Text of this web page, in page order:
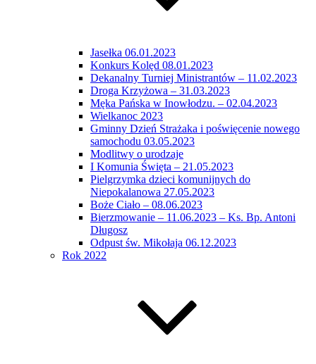
Jasełka 06.01.2023
Konkurs Kolęd 08.01.2023
Dekanalny Turniej Ministrantów – 11.02.2023
Droga Krzyżowa – 31.03.2023
Męka Pańska w Inowłodzu. – 02.04.2023
Wielkanoc 2023
Gminny Dzień Strażaka i poświęcenie nowego
samochodu 03.05.2023
Modlitwy o urodzaje
I Komunia Święta – 21.05.2023
Pielgrzymka dzieci komunijnych do
Niepokalanowa 27.05.2023
Boże Ciało – 08.06.2023
Bierzmowanie – 11.06.2023 – Ks. Bp. Antoni
Długosz
Odpust św. Mikołaja 06.12.2023
Rok 2022